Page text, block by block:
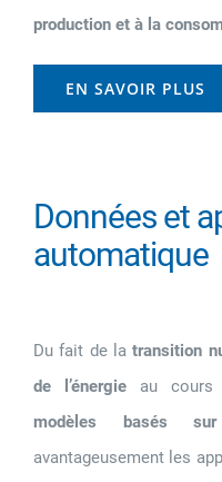
production et à la
EN SAVOIR PLUS
Données et
automatique
Du fait de latransition
de l’énergie au cours
modèles basés
avantageusement les